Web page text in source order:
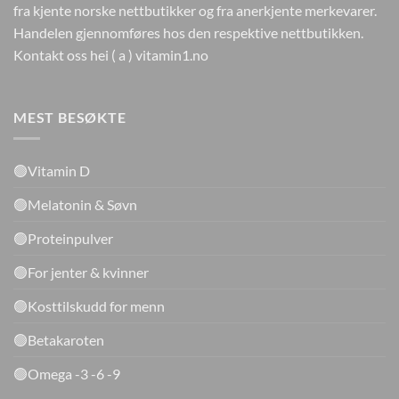
fra kjente norske nettbutikker og fra anerkjente merkevarer.
Handelen gjennomføres hos den respektive nettbutikken.
Kontakt oss hei ( a ) vitamin1.no
MEST BESØKTE
🟢Vitamin D
🟢Melatonin & Søvn
🟢Proteinpulver
🟢For jenter & kvinner
🟢Kosttilskudd for menn
🟢Betakaroten
🟢Omega -3 -6 -9